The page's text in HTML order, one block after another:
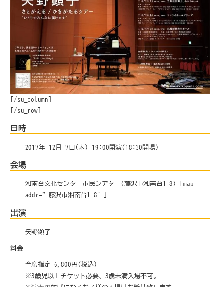
[/su_column]
[/su_row]
日時
2017年 12月 7日(木) 19:00開演(18:30開場)
会場
湘南台文化センター市民シアター(藤沢市湘南台1-8) [map
addr=”藤沢市湘南台1-8″]
出演
矢野顕子
料金
全席指定 6,800円(税込)
※3歳児以上チケット必要、3歳未満入場不可。